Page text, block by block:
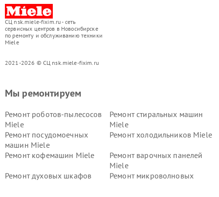
СЦ nsk.miele-fixim.ru - сеть
сервисных центров в Новосибирске
по ремонту и обслуживанию техники
Miele
2021-2026 © СЦ nsk.miele-fixim.ru
Мы ремонтируем
Ремонт роботов-пылесосов
Miele
Ремонт стиральных машин
Miele
Ремонт посудомоечных
машин Miele
Ремонт холодильников Miele
Ремонт кофемашин Miele
Ремонт варочных панелей
Miele
Ремонт духовых шкафов
Ремонт микроволновых